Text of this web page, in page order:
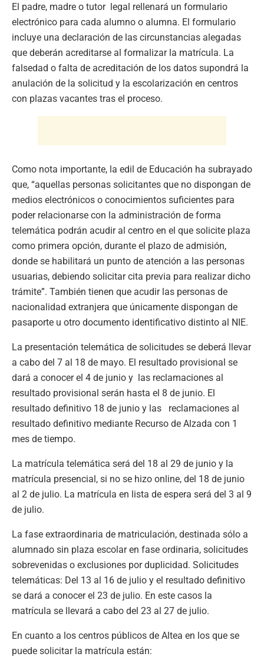
El padre, madre o tutor legal rellenará un formulario
electrónico para cada alumno o alumna. El formulario
incluye una declaración de las circunstancias alegadas
que deberán acreditarse al formalizar la matrícula. La
falsedad o falta de acreditación de los datos supondrá la
anulación de la solicitud y la escolarización en centros
con plazas vacantes tras el proceso.
Como nota importante, la edil de Educación ha subrayado
que, “aquellas personas solicitantes que no dispongan de
medios electrónicos o conocimientos suficientes para
poder relacionarse con la administración de forma
telemática podrán acudir al centro en el que solicite plaza
como primera opción, durante el plazo de admisión,
donde se habilitará un punto de atención a las personas
usuarias, debiendo solicitar cita previa para realizar dicho
trámite”. También tienen que acudir las personas de
nacionalidad extranjera que únicamente dispongan de
pasaporte u otro documento identificativo distinto al NIE.
La presentación telemática de solicitudes se deberá llevar
a cabo del 7 al 18 de mayo. El resultado provisional se
dará a conocer el 4 de junio y las reclamaciones al
resultado provisional serán hasta el 8 de junio. El
resultado definitivo 18 de junio y las reclamaciones al
resultado definitivo mediante Recurso de Alzada con 1
mes de tiempo.
La matrícula telemática será del 18 al 29 de junio y la
matrícula presencial, si no se hizo online, del 18 de junio
al 2 de julio. La matrícula en lista de espera será del 3 al 9
de julio.
La fase extraordinaria de matriculación, destinada sólo a
alumnado sin plaza escolar en fase ordinaria, solicitudes
sobrevenidas o exclusiones por duplicidad. Solicitudes
telemáticas: Del 13 al 16 de julio y el resultado definitivo
se dará a conocer el 23 de julio. En este casos la
matrícula se llevará a cabo del 23 al 27 de julio.
En cuanto a los centros públicos de Altea en los que se
puede solicitar la matrícula están: